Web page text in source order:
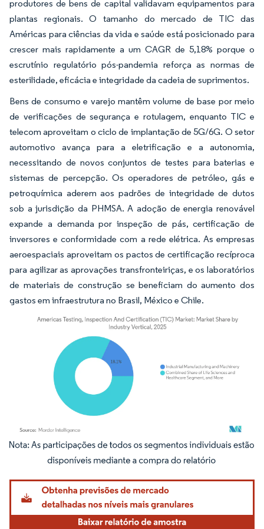
produtores de bens de capital validavam equipamentos para
plantas regionais. O tamanho do mercado de TIC das
Américas para ciências da vida e saúde está posicionado para
crescer mais rapidamente a um CAGR de 5,18% porque o
escrutínio regulatório pós-pandemia reforça as normas de
esterilidade, eficácia e integridade da cadeia de suprimentos.
Bens de consumo e varejo mantêm volume de base por meio
de verificações de segurança e rotulagem, enquanto TIC e
telecom aproveitam o ciclo de implantação de 5G/6G. O setor
automotivo avança para a eletrificação e a autonomia,
necessitando de novos conjuntos de testes para baterias e
sistemas de percepção. Os operadores de petróleo, gás e
petroquímica aderem aos padrões de integridade de dutos
sob a jurisdição da PHMSA. A adoção de energia renovável
expande a demanda por inspeção de pás, certificação de
inversores e conformidade com a rede elétrica. As empresas
aeroespaciais aproveitam os pactos de certificação recíproca
para agilizar as aprovações transfronteiriças, e os laboratórios
de materiais de construção se beneficiam do aumento dos
gastos em infraestrutura no Brasil, México e Chile.
Imagem © Mordor Intelligence. O reuso requer atribuição conforme CC BY 4.0.